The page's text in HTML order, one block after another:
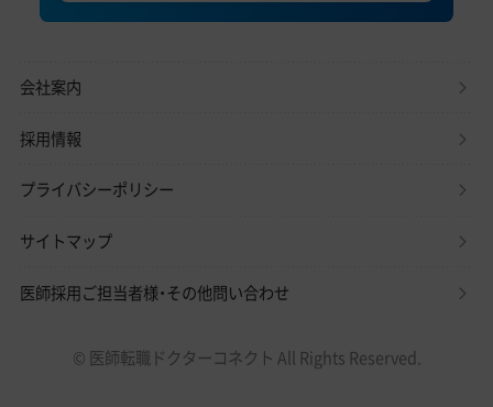
会社案内
採用情報
プライバシーポリシー
サイトマップ
医師採用ご担当者様・その他問い合わせ
© 医師転職ドクターコネクト All Rights Reserved.